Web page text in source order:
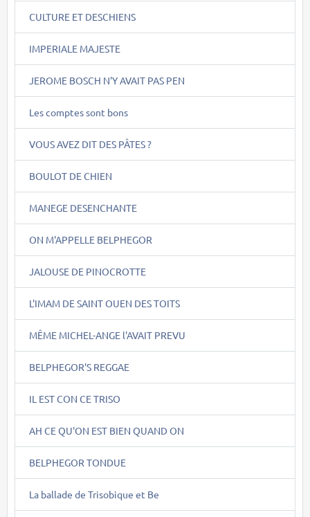
CULTURE ET DESCHIENS
IMPERIALE MAJESTE
JEROME BOSCH N'Y AVAIT PAS PEN
Les comptes sont bons
VOUS AVEZ DIT DES PÂTES ?
BOULOT DE CHIEN
MANEGE DESENCHANTE
ON M'APPELLE BELPHEGOR
JALOUSE DE PINOCROTTE
L'IMAM DE SAINT OUEN DES TOITS
MÊME MICHEL-ANGE l'AVAIT PREVU
BELPHEGOR'S REGGAE
IL EST CON CE TRISO
AH CE QU'ON EST BIEN QUAND ON
BELPHEGOR TONDUE
La ballade de Trisobique et Be